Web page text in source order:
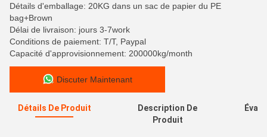
Détails d'emballage: 20KG dans un sac de papier du PE
bag+Brown
Délai de livraison: jours 3-7work
Conditions de paiement: T/T, Paypal
Capacité d'approvisionnement: 200000kg/month
Discuter Maintenant
Détails De Produit
Description De
Produit